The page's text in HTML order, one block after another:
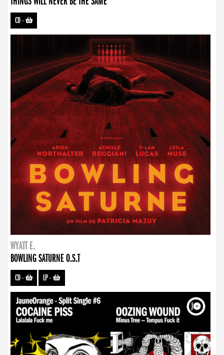
CD-
WYATT E.
BOWLING SATURNE O.S.T
CD- LP-